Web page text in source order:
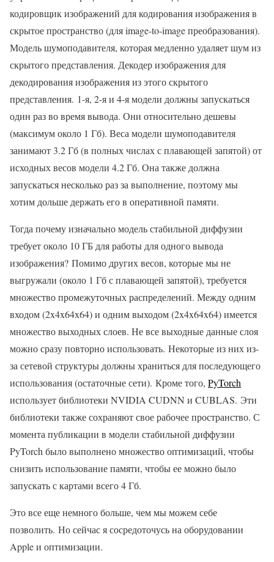
кодировщик изображений для кодирования изображения в
скрытое пространство (для image-to-image преобразования).
Модель шумоподавителя, которая медленно удаляет шум из
скрытого представления. Декодер изображения для
декодирования изображения из этого скрытого
представления. 1-я, 2-я и 4-я модели должны запускаться
один раз во время вывода. Они относительно дешевы
(максимум около 1 Гб). Веса модели шумоподавителя
занимают 3.2 Гб (в полных числах с плавающей запятой) от
исходных весов модели 4.2 Гб. Она также должна
запускаться несколько раз за выполнение, поэтому мы
хотим дольше держать его в оперативной памяти.
Тогда почему изначально модель стабильной диффузии
требует около 10 ГБ для работы для одного вывода
изображения? Помимо других весов, которые мы не
выгружали (около 1 Гб с плавающей запятой), требуется
множество промежуточных распределений. Между одним
входом (2x4x64x64) и одним выходом (2x4x64x64) имеется
множество выходных слоев. Не все выходные данные слоя
можно сразу повторно использовать. Некоторые из них из-
за сетевой структуры должны храниться для последующего
использования (остаточные сети). Кроме того, PyTorch
использует библиотеки NVIDIA CUDNN и CUBLAS. Эти
библиотеки также сохраняют свое рабочее пространство. С
момента публикации в модели стабильной диффузии
PyTorch было выполнено множество оптимизаций, чтобы
снизить использование памяти, чтобы ее можно было
запускать с картами всего 4 Гб.
Это все еще немного больше, чем мы можем себе
позволить. Но сейчас я сосредоточусь на оборудовании
Apple и оптимизации.